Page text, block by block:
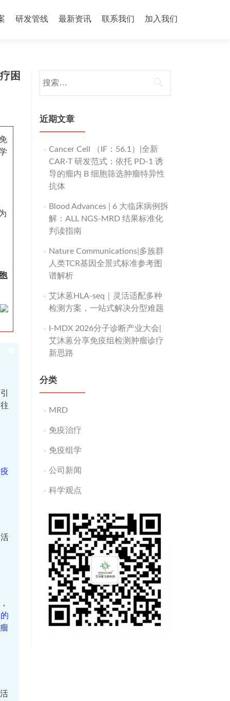
研发管线 最新资讯 联系我们 加入我们
困
索：
近期文章
Cancer Cell （IF：56.1）|全新
CAR-T 研发范式：依托 PD-1 诱
导的瘤内 B 细胞筛选肿瘤特异性
抗体
Blood Advances | 6 大临床病例拆
解：ALL NGS-MRD 结果标准化
判读指南
Nature Communications|多族群
人类TCR基因全景式标准参考图
谱解析
艾沐蒽HLA-seq｜灵活适配多种
检测方案，一站式解决分型难题
I-MDX 2026分子诊断产业大会|
艾沐蒽分享免疫组检测肿瘤诊疗
新思路
分类
MRD
免疫治疗
免疫组学
公司新闻
科学观点